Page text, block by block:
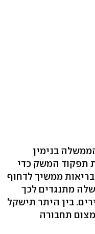
בנימין
תפקוד המשק כדי
ממשיך לדחוף
מתנגדים לכך
בין היתר תישקל
תחבורה